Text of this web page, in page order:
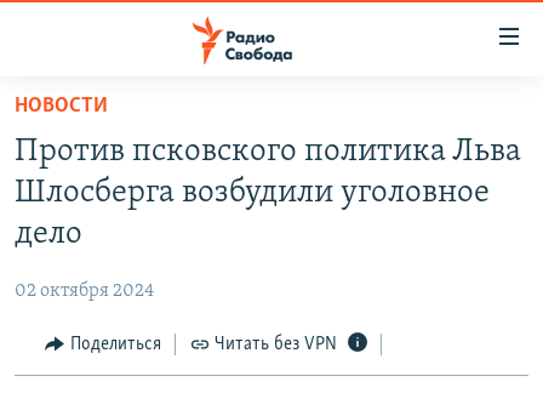
упрощенного
доступа
Вернуться
основному
Вернутся
ПОДКАСТЫ
АВТОРСКИЕ ПРОЕКТЫ
МНЕНИЯ
КУЛЬТУРА
НОВОСТИ
Против псковского политика Льва
Шлосберга возбудили уголовное
дело
02 октября 2024
Поделиться Читать без VPN